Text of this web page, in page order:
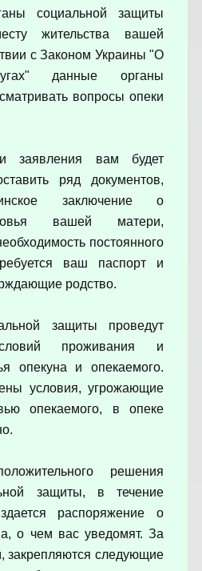
социальной защиты
жительства вашей
с Законом Украины "О
данные органы
вопросы опеки
заявления вам будет
ряд документов,
заключение о
вашей матери,
постоянного
ваш паспорт и
родство.
защиты проведут
проживания и
опекуна и опекаемого.
условия, угрожающие
опекаемого, в опеке
решения
защиты, в течение
распоряжение о
о чем вас уведомят. За
закрепляются следующие